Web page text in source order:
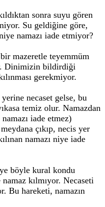
sonra suyu gören
Su geldiğine göre,
namazı iade etmiyor?
mazeretle teyemmüm
Dinimizin bildirdiği
gerekmiyor.
necaset gelse, bu
temiz olur. Namazdan
iade etmez)
çıkıp, necis yer
namazı niye iade
böyle kural kondu
kılmıyor. Necaseti
Bu hareketi, namazın